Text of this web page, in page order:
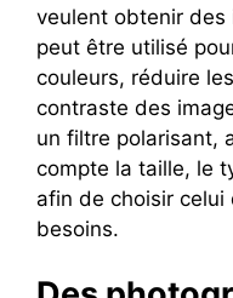
veulent obtenir des
peut être utilisé
couleurs, réduire
contraste des
un filtre polarisant,
compte la taille, le
afin de choisir celui
besoins.